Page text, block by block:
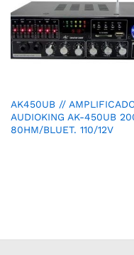
AK450UB //
AUDIOKING AK-450UB
80HM/BLUET. 110/12V